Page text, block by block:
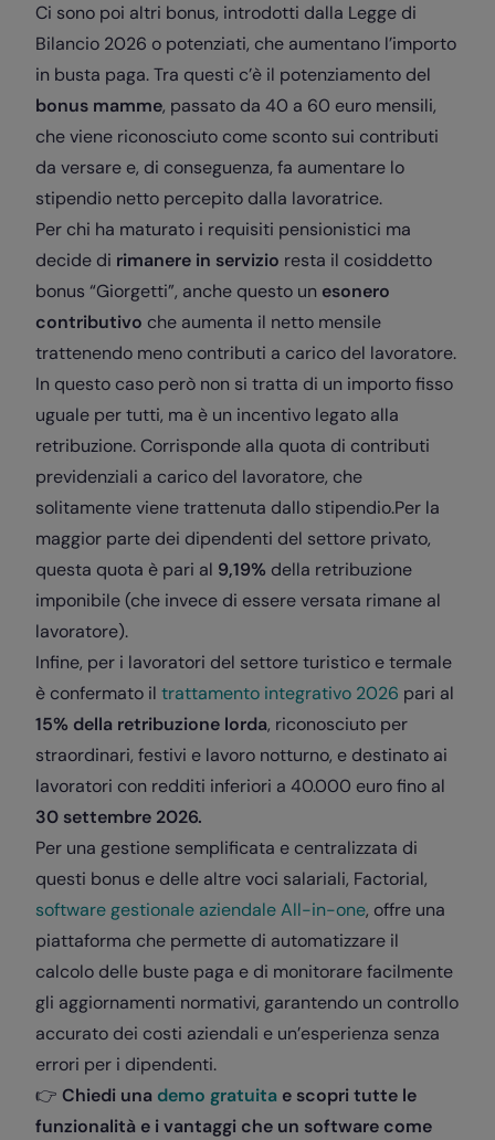
Ci sono poi altri bonus, introdotti dalla Legge di
Bilancio 2026 o potenziati, che aumentano l’importo
in busta paga. Tra questi c’è il potenziamento del
bonus mamme, passato da 40 a 60 euro mensili,
che viene riconosciuto come sconto sui contributi
da versare e, di conseguenza, fa aumentare lo
stipendio netto percepito dalla lavoratrice.
Per chi ha maturato i requisiti pensionistici ma
decide di rimanere in servizio resta il cosiddetto
bonus “Giorgetti”, anche questo un esonero
contributivo che aumenta il netto mensile
trattenendo meno contributi a carico del lavoratore.
In questo caso però non si tratta di un importo fisso
uguale per tutti, ma è un incentivo legato alla
retribuzione. Corrisponde alla quota di contributi
previdenziali a carico del lavoratore, che
solitamente viene trattenuta dallo stipendio.Per la
maggior parte dei dipendenti del settore privato,
questa quota è pari al 9,19% della retribuzione
imponibile (che invece di essere versata rimane al
lavoratore).
Infine, per i lavoratori del settore turistico e termale
è confermato il trattamento integrativo 2026 pari al
15% della retribuzione lorda, riconosciuto per
straordinari, festivi e lavoro notturno, e destinato ai
lavoratori con redditi inferiori a 40.000 euro fino al
30 settembre 2026.
Per una gestione semplificata e centralizzata di
questi bonus e delle altre voci salariali, Factorial,
software gestionale aziendale All-in-one, offre una
piattaforma che permette di automatizzare il
calcolo delle buste paga e di monitorare facilmente
gli aggiornamenti normativi, garantendo un controllo
accurato dei costi aziendali e un’esperienza senza
errori per i dipendenti.
👉 Chiedi una demo gratuita e scopri tutte le
funzionalità e i vantaggi che un software come